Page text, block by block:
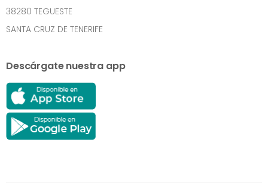
38280 TEGUESTE
SANTA CRUZ DE TENERIFE
Descárgate nuestra app